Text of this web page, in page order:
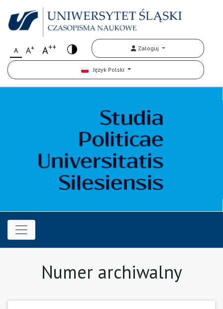
A A+ A++ Zaloguj
Język Polski
Numer archiwalny